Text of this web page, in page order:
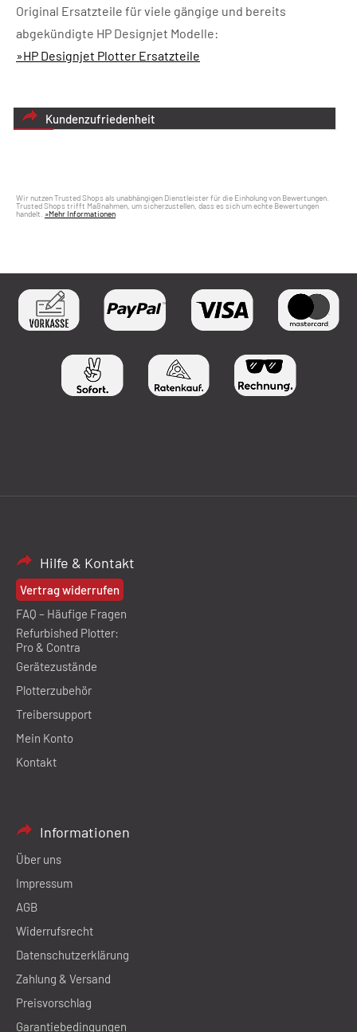
Original Ersatzteile für viele gängige und bereits
abgekündigte HP Designjet Modelle:
»HP Designjet Plotter Ersatzteile
Kundenzufriedenheit
Wir nutzen Trusted Shops als unabhängigen Dienstleister für die Einholung von Bewertungen.
Trusted Shops trifft Maßnahmen, um sicherzustellen, dass es sich um echte Bewertungen
handelt. »Mehr Informationen
Hilfe & Kontakt
Vertrag widerrufen
FAQ – Häufige Fragen
Refurbished Plotter:
Pro & Contra
Gerätezustände
Plotterzubehör
Treibersupport
Mein Konto
Kontakt
Informationen
Über uns
Impressum
AGB
Widerrufsrecht
Datenschutzerklärung
Zahlung & Versand
Preisvorschlag
Garantiebedingungen